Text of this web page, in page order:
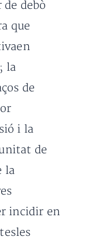
debò
que
la
de
i la
de
la
incidir en